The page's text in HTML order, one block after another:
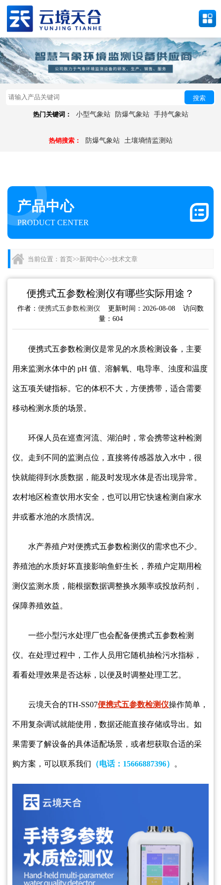
搜索
热门关键词： 小型气象站 防爆气象站 手持气象站
热销搜索： 防爆气象站 土壤墒情监测站
产品中心
PRODUCT CENTER
当前位置： 首页>>新闻中心>>技术文章
便携式五参数检测仪有哪些实际用途？
作者： 便携式五参数检测仪 更新时间：2026-08-08 访问数
量：604
便携式五参数检测仪是常见的水质检测设备，主要
用来监测水体中的 pH 值、溶解氧、电导率、浊度和温度
这五项关键指标。它的体积不大，方便携带，适合需要
移动检测水质的场景。
环保人员在巡查河流、湖泊时，常会携带这种检测
仪。走到不同的监测点位，直接将传感器放入水中，很
快就能得到水质数据，能及时发现水体是否出现异常。
农村地区检查饮用水安全，也可以用它快速检测自家水
井或蓄水池的水质情况。
水产养殖户对便携式五参数检测仪的需求也不少。
养殖池的水质好坏直接影响鱼虾生长，养殖户定期用检
测仪监测水质，能根据数据调整换水频率或投放药剂，
保障养殖效益。
一些小型污水处理厂也会配备便携式五参数检测
仪。在处理过程中，工作人员用它随机抽检污水指标，
看看处理效果是否达标，以便及时调整处理工艺。
云境天合的TH-SS07便携式五参数检测仪操作简单，
不用复杂调试就能使用，数据还能直接存储或导出。如
果需要了解设备的具体适配场景，或者想获取合适的采
购方案，可以联系我们 （电话： 15666887396） 。